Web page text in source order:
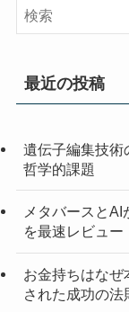
最近の投稿
遺伝子編集技術
哲学的課題
メタバースと
を最速レビュー
お金持ちはなぜ
された成功の法